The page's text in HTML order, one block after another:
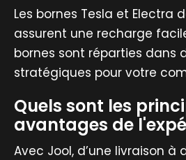
Les bornes Tesla et Electra
assurent une recharge
bornes sont réparties dans
stratégiques pour votre
Quels sont les
avantages de
Avec Jool, d’une livraison à